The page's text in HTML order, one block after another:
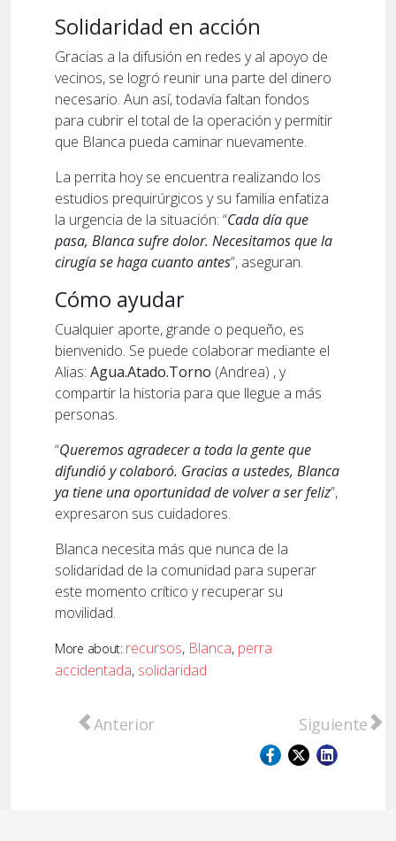
Solidaridad en acción
Gracias a la difusión en redes y al apoyo de
vecinos, se logró reunir una parte del dinero
necesario. Aun así, todavía faltan fondos
para cubrir el total de la operación y permitir
que Blanca pueda caminar nuevamente.
La perrita hoy se encuentra realizando los
estudios prequirúrgicos y su familia enfatiza
la urgencia de la situación: “Cada día que
pasa, Blanca sufre dolor. Necesitamos que la
cirugía se haga cuanto antes”, aseguran.
Cómo ayudar
Cualquier aporte, grande o pequeño, es
bienvenido. Se puede colaborar mediante el
Alias: Agua.Atado.Torno (Andrea) , y
compartir la historia para que llegue a más
personas.
“Queremos agradecer a toda la gente que
difundió y colaboró. Gracias a ustedes, Blanca
ya tiene una oportunidad de volver a ser feliz”,
expresaron sus cuidadores.
Blanca necesita más que nunca de la
solidaridad de la comunidad para superar
este momento crítico y recuperar su
movilidad.
More about: recursos, Blanca, perra
accidentada, solidaridad
Artículo anterior: Tierra del Fuego:
Anterior Artículo
Siguiente